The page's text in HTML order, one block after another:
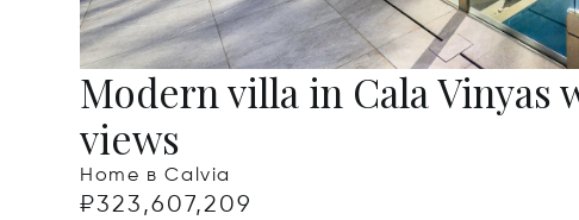
Modern villa in Cala Vinyas
views
Home в Calvia
₽323,607,209